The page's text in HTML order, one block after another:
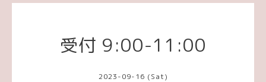
受付 9:00-11:00
2023-09-16 (Sat)